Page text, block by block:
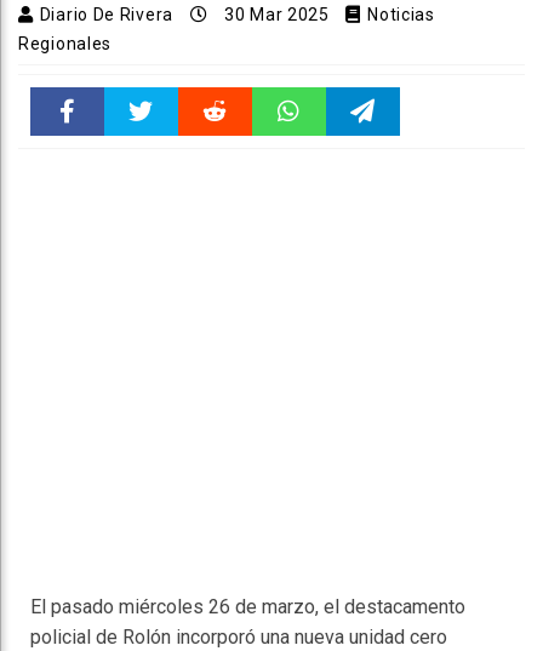
Diario De Rivera 30 Mar 2025
Noticias
Regionales
El pasado miércoles 26 de marzo, el destacamento
policial de Rolón incorporó una nueva unidad cero